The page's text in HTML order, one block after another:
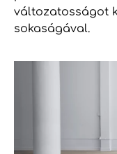
változatosságot
sokaságával.